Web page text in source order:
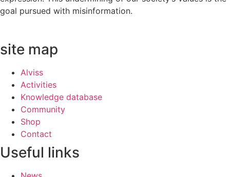
goal pursued with misinformation.
site map
Alviss
Activities
Knowledge database
Community
Shop
Contact
Useful links